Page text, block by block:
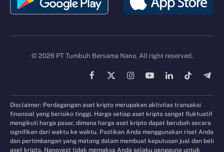
© 2026 PT Tumbuh Bersama Nano. All right reserved.
Facebook
X
InstagramYouTubeLinkedInTikTok
Disclaimer: Perdagangan aset kripto merupakan aktivitas transaksi
finansial yang berisiko tinggi. Harga setiap aset kripto sangat fluktuatif
mengikuti harga pasar, dimana harga aset kripto dapat berubah secara
signifikan dari waktu ke waktu. Pastikan Anda menggunakan riset Anda
dan pertimbangan yang matang dalam membuat keputusan jual dan beli
aset kripto. Nanovest tidak memaksa Anda selaku pengguna untuk